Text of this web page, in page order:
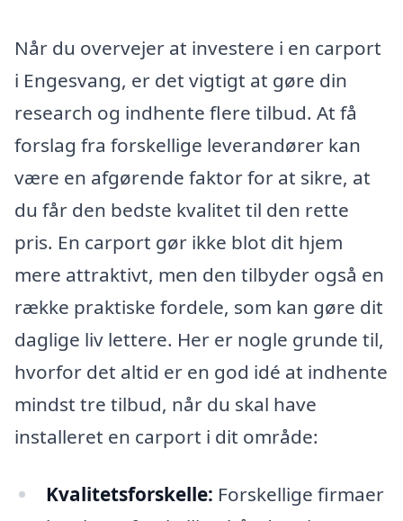
Når du overvejer at investere i en carport
i Engesvang, er det vigtigt at gøre din
research og indhente flere tilbud. At få
forslag fra forskellige leverandører kan
være en afgørende faktor for at sikre, at
du får den bedste kvalitet til den rette
pris. En carport gør ikke blot dit hjem
mere attraktivt, men den tilbyder også en
række praktiske fordele, som kan gøre dit
daglige liv lettere. Her er nogle grunde til,
hvorfor det altid er en god idé at indhente
mindst tre tilbud, når du skal have
installeret en carport i dit område:
Kvalitetsforskelle: Forskellige firmaer